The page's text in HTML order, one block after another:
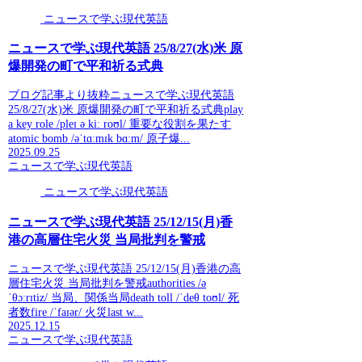
ニュースで学ぶ現代英語
ニュースで学ぶ現代英語 25/8/27(水)米 原
爆開発の町で平和祈る式典
ブログ記事より抜粋ニュースで学ぶ現代英語
25/8/27(水)米 原爆開発の町で平和祈る式典play
a key role /pleɪ ə kiː roʊl/ 重要な役割を果たす
atomic bomb /əˈtɑːmɪk bɑːm/ 原子爆...
2025.09.25
ニュースで学ぶ現代英語
ニュースで学ぶ現代英語
ニュースで学ぶ現代英語 25/12/15(月)香
港の高層住宅火災 当局批判を警戒
ニュースで学ぶ現代英語 25/12/15(月)香港の高
層住宅火災 当局批判を警戒authorities /ə
ˈθɔːrɪtiz/ 当局、関係当局death toll /ˈdeθ toʊl/ 死
者数fire /ˈfaɪər/ 火災last w...
2025.12.15
ニュースで学ぶ現代英語